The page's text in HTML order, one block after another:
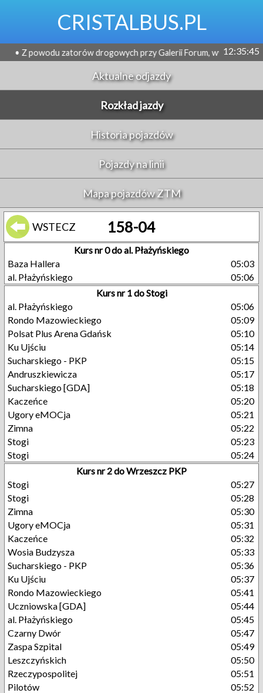
CRISTALBUS.PL
zatorów drogowych przy Galerii Forum, występują 12:35:45
Aktualne odjazdy
Rozkład jazdy
Historia pojazdów
Pojazdy na linii
Mapa pojazdów ZTM
WSTECZ 158-04
Kurs nr 0 do al. Płażyńskiego
Baza Hallera
05:03
al. Płażyńskiego
05:06
Kurs nr 1 do Stogi
al. Płażyńskiego
05:06
Rondo Mazowieckiego
05:09
Polsat Plus Arena Gdańsk
05:10
Ku Ujściu
05:14
Sucharskiego - PKP
05:15
Andruszkiewicza
05:17
Sucharskiego [GDA]
05:18
Kaczeńce
05:20
Ugory eMOCja
05:21
Zimna
05:22
Stogi
05:23
Stogi
05:24
Kurs nr 2 do Wrzeszcz PKP
Stogi
05:27
Stogi
05:28
Zimna
05:30
Ugory eMOCja
05:31
Kaczeńce
05:32
Wosia Budzysza
05:33
Sucharskiego - PKP
05:36
Ku Ujściu
05:37
Rondo Mazowieckiego
05:41
Uczniowska [GDA]
05:44
al. Płażyńskiego
05:45
Czarny Dwór
05:47
Zaspa Szpital
05:49
Leszczyńskich
05:50
Rzeczypospolitej
05:51
Pilotów
05:52